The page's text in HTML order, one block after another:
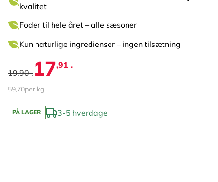
kvalitet
Foder til hele året – alle sæsoner
Kun naturlige ingredienser – ingen tilsætning
19,90 . 17,91 .
59,70per kg
PÅ LAGER 3-5 hverdage